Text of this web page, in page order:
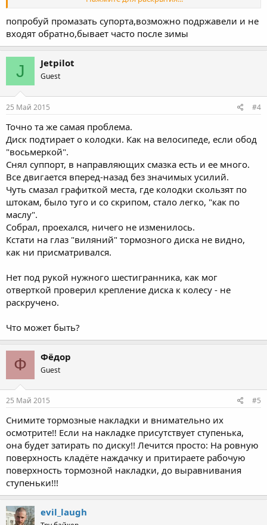
попробуй промазать супорта,возможно подржавели и не
входят обратно,бывает часто после зимы
J Jetpilot
Guest
25 Май 2015 #4
Точно та же самая проблема.
Диск подтирает о колодки. Как на велосипеде, если обод
"восьмеркой".
Снял суппорт, в направляющих смазка есть и ее много.
Все двигается вперед-назад без значимых усилий.
Чуть смазал графиткой места, где колодки скользят по
штокам, было туго и со скрипом, стало легко, "как по
маслу".
Собрал, проехался, ничего не изменилось.
Кстати на глаз "виляний" тормозного диска не видно,
как ни присматривался.
Нет под рукой нужного шестигранника, как мог
отверткой проверил крепление диска к колесу - не
раскручено.
Что может быть?
Ф Фёдор
Guest
25 Май 2015 #5
Снимите тормозные накладки и внимательно их
осмотрите!! Если на накладке присутствует ступенька,
она будет затирать по диску!! Лечится просто: На ровную
поверхность кладёте наждачку и притираете рабочую
поверхность тормозной накладки, до выравнивания
ступеньки!!!
evil_laugh